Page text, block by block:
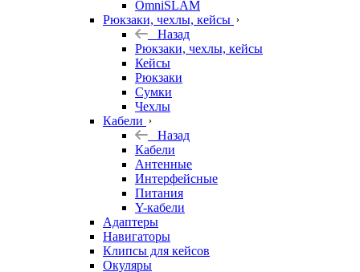
OmniSLAM
Рюкзаки, чехлы, кейсы
Назад
Рюкзаки, чехлы, кейсы
Кейсы
Рюкзаки
Сумки
Чехлы
Кабели
Назад
Кабели
Антенные
Интерфейсные
Питания
Y-кабели
Адаптеры
Навигаторы
Клипсы для кейсов
Окуляры